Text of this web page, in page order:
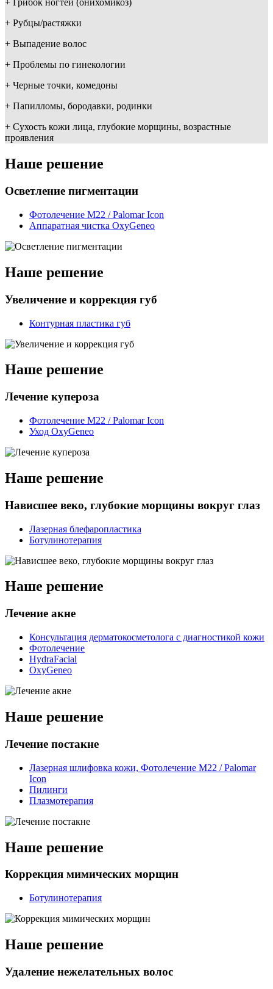
+ Грибок ногтей (онихомикоз)
+ Рубцы/растяжки
+ Выпадение волос
+ Проблемы по гинекологии
+ Черные точки, комедоны
+ Папилломы, бородавки, родинки
+ Сухость кожи лица, глубокие морщины, возрастные
проявления
Наше решение
Осветление пигментации
Фотолечение M22 / Palomar Icon
Аппаратная чистка OxyGeneo
Наше решение
Увеличение и коррекция губ
Контурная пластика губ
Наше решение
Лечение купероза
Фотолечение M22 / Palomar Icon
Уход OxyGeneo
Наше решение
Нависшее веко, глубокие морщины вокруг глаз
Лазерная блефаропластика
Ботулинотерапия
Наше решение
Лечение акне
Консультация дерматокосметолога с диагностикой кожи
Фотолечение
HydraFacial
OxyGeneo
Наше решение
Лечение постакне
Лазерная шлифовка кожи, Фотолечение M22 / Palomar
Icon
Пилинги
Плазмотерапия
Наше решение
Коррекция мимических морщин
Ботулинотерапия
Наше решение
Удаление нежелательных волос